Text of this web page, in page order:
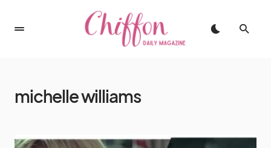
michelle williams